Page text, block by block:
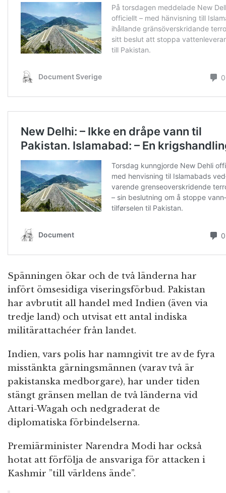
Spänningen ökar och de två länderna har
infört ömsesidiga viseringsförbud. Pakistan
har avbrutit all handel med Indien (även via
tredje land) och utvisat ett antal indiska
militärattachéer från landet.
Indien, vars polis har namngivit tre av de fyra
misstänkta gärningsmännen (varav två är
pakistanska medborgare), har under tiden
stängt gränsen mellan de två länderna vid
Attari-Wagah och nedgraderat de
diplomatiska förbindelserna.
Premiärminister Narendra Modi har också
hotat att förfölja de ansvariga för attacken i
Kashmir ”till världens ände”.